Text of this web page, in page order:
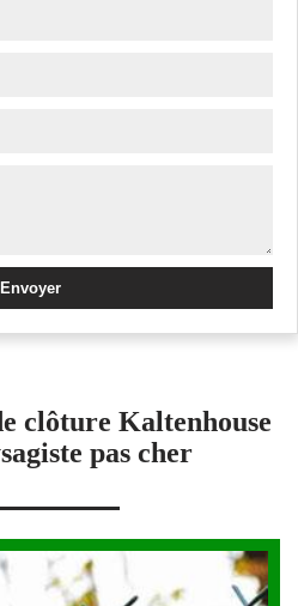
clôture Kaltenhouse
pas cher